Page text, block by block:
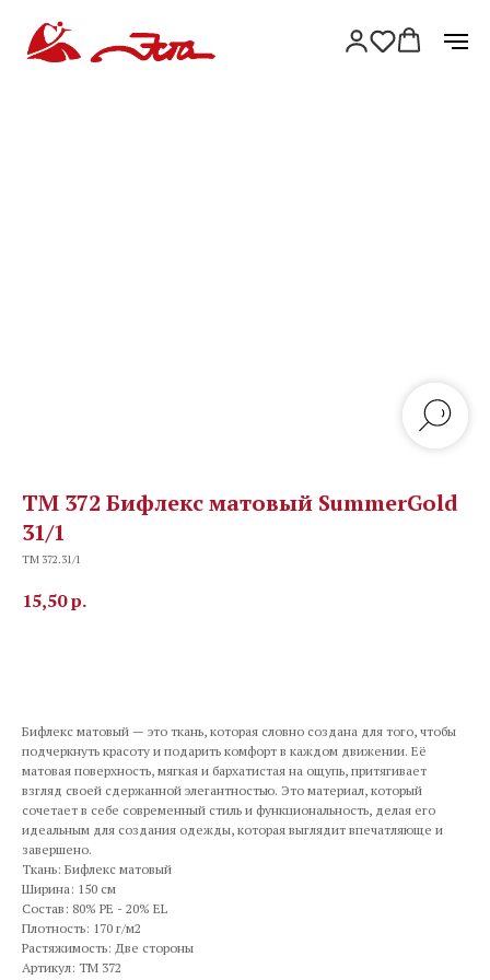
TM 372 Бифлекс матовый SummerGold
31/1
TM 372.31/1
15,50р.
Бифлекс матовый — это ткань, которая словно создана для того, чтобы
подчеркнуть красоту и подарить комфорт в каждом движении. Её
матовая поверхность, мягкая и бархатистая на ощупь, притягивает
взгляд своей сдержанной элегантностью. Это материал, который
сочетает в себе современный стиль и функциональность, делая его
идеальным для создания одежды, которая выглядит впечатляюще и
завершено.
Ткань: Бифлекс матовый
Ширина: 150 см
Состав: 80% PE - 20% EL
Плотность: 170 г/м2
Растяжимость: Две стороны
Артикул: TM 372